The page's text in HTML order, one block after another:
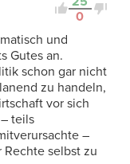
0
und
Gutes an.
schon gar nicht
zu handeln,
vor sich
teils
–
selbst zu